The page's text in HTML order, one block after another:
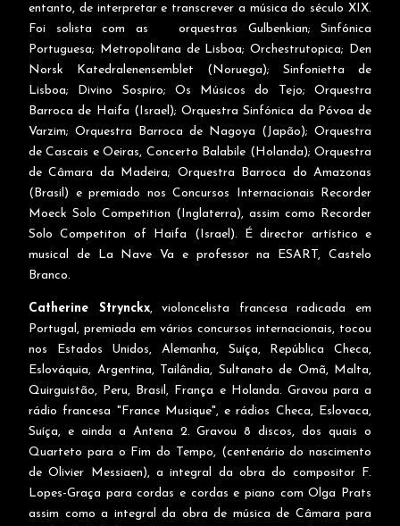
entanto, de interpretar e transcrever a música do século XIX.
Foi solista com as orquestras Gulbenkian; Sinfónica
Portuguesa; Metropolitana de Lisboa; Orchestrutopica; Den
Norsk Katedralenensemblet (Noruega); Sinfonietta de
Lisboa; Divino Sospiro; Os Músicos do Tejo; Orquestra
Barroca de Haifa (Israel); Orquestra Sinfónica da Póvoa de
Varzim; Orquestra Barroca de Nagoya (Japão); Orquestra
de Cascais e Oeiras, Concerto Balabile (Holanda); Orquestra
de Câmara da Madeira; Orquestra Barroca do Amazonas
(Brasil) e premiado nos Concursos Internacionais Recorder
Moeck Solo Competition (Inglaterra), assim como Recorder
Solo Competiton of Haifa (Israel). É director artístico e
musical de La Nave Va e professor na ESART, Castelo
Branco.
Catherine Strynckx, violoncelista francesa radicada em
Portugal, premiada em vários concursos internacionais, tocou
nos Estados Unidos, Alemanha, Suíça, República Checa,
Eslováquia, Argentina, Tailândia, Sultanato de Omã, Malta,
Quirguistão, Peru, Brasil, França e Holanda. Gravou para a
rádio francesa "France Musique", e rádios Checa, Eslovaca,
Suíça, e ainda a Antena 2. Gravou 8 discos, dos quais o
Quarteto para o Fim do Tempo, (centenário do nascimento
de Olivier Messiaen), a integral da obra do compositor F.
Lopes-Graça para cordas e cordas e piano com Olga Prats
assim como a integral da obra de música de Câmara para